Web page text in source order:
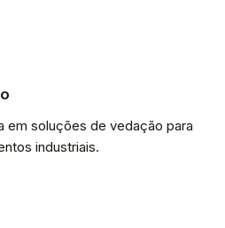
em soluções de vedação para
industriais.